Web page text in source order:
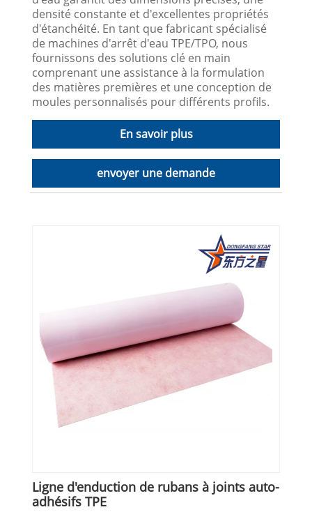
densité constante et d'excellentes propriétés
d'étanchéité. En tant que fabricant spécialisé
de machines d'arrêt d'eau TPE/TPO, nous
fournissons des solutions clé en main
comprenant une assistance à la formulation
des matières premières et une conception de
moules personnalisés pour différents profils.
En savoir plus
envoyer une demande
Ligne d'enduction de rubans à joints auto-
adhésifs TPE